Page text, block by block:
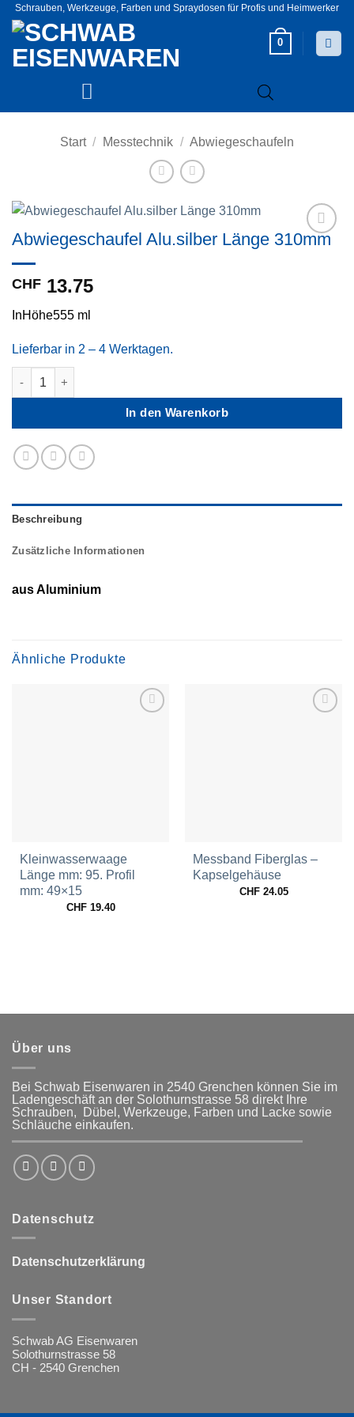
Zum
Inhalt
springen
Schrauben, Werkzeuge, Farben und Spraydosen für Profis und Heimwerker
0
Start / Messtechnik / Abwiegeschaufeln
Zur
Abwiegeschaufel Alu.silber Länge 310mm
CHF 13.75
InHöhe555 ml
Lieferbar in 2 – 4 Werktagen.
Abwiegeschaufel Alu.silber Länge 310mm Menge
In den Warenkorb
Beschreibung
Zusätzliche Informationen
aus Aluminium
Ähnliche Produkte
Kleinwasserwaage
Länge mm: 95. Profil
mm: 49×15
CHF19.40
Messband Fiberglas –
Kapselgehäuse
CHF24.05
Über uns
Bei Schwab Eisenwaren in 2540 Grenchen können Sie im
Ladengeschäft an der Solothurnstrasse 58 direkt Ihre
Schrauben, Dübel, Werkzeuge, Farben und Lacke sowie
Schläuche einkaufen.
Datenschutz
Datenschutzerklärung
Unser Standort
Schwab AG Eisenwaren
Solothurnstrasse 58
CH - 2540 Grenchen